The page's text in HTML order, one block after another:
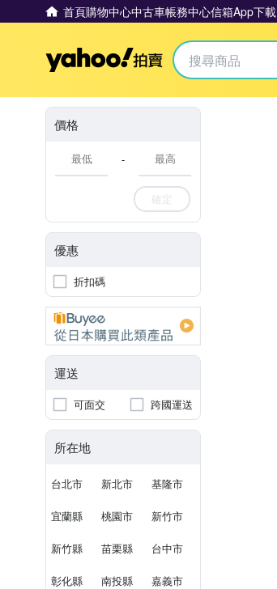
首頁購物中心中古車帳務中心信箱App下載
Yahoo拍賣
價格
-
確定
優惠
折扣碼
運送
可面交 跨國運送
所在地
台北市 新北市 基隆市
宜蘭縣 桃園市 新竹市
新竹縣 苗栗縣 台中市
彰化縣 南投縣 嘉義市